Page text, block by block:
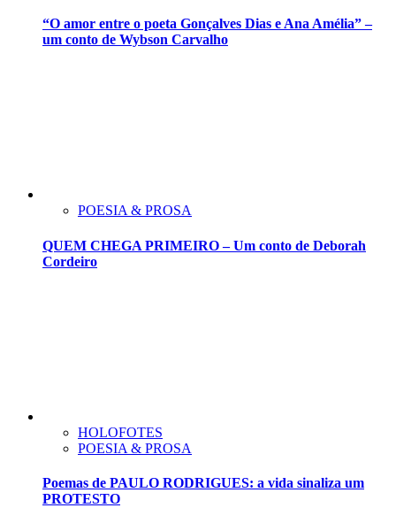
“O amor entre o poeta Gonçalves Dias e Ana Amélia” –
um conto de Wybson Carvalho
POESIA & PROSA
QUEM CHEGA PRIMEIRO – Um conto de Deborah
Cordeiro
HOLOFOTES
POESIA & PROSA
Poemas de PAULO RODRIGUES: a vida sinaliza um
PROTESTO